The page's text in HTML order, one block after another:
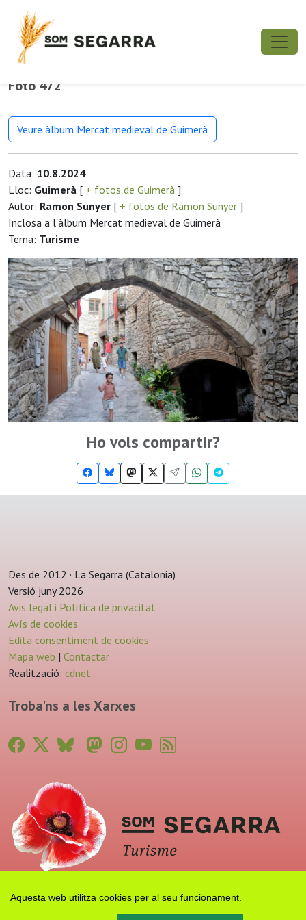
Aquesta web utilitza cookies per al seu funcionament.
Foto 472
Veure àlbum Mercat medieval de Guimerà
Data: 10.8.2024
Lloc: Guimerà [ + fotos de Guimerà ]
Autor: Ramon Sunyer [ + fotos de Ramon Sunyer ]
Inclosa a l'àlbum Mercat medieval de Guimerà
Tema: Turisme
Ho vols compartir?
Des de 2012 · La Segarra (Catalonia)
Versió juny 2026
Avis legal i Política de privacitat
Avís de cookies
Edita consentiment de cookies
Mapa web | Contactar
Realització: cdnet
Troba'ns a les Xarxes